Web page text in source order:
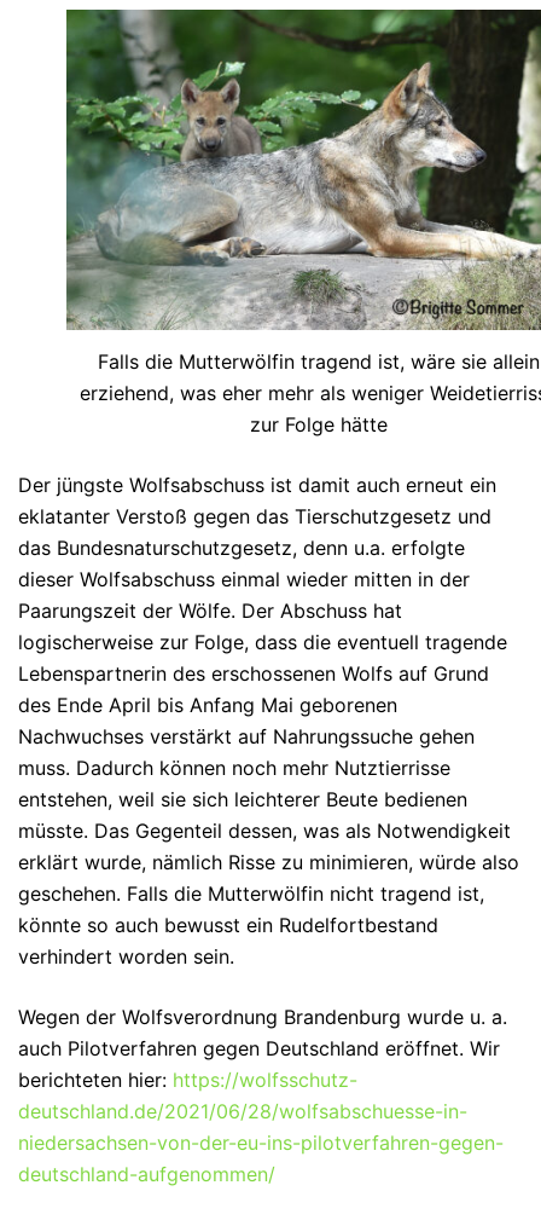
Falls die Mutterwölfin tragend ist, wäre sie allein
erziehend, was eher mehr als weniger
zur Folge hätte
Der jüngste Wolfsabschuss ist damit auch erneut ein
eklatanter Verstoß gegen das Tierschutzgesetz und
das Bundesnaturschutzgesetz, denn u.a. erfolgte
dieser Wolfsabschuss einmal wieder mitten in der
Paarungszeit der Wölfe. Der Abschuss hat
logischerweise zur Folge, dass die eventuell tragende
Lebenspartnerin des erschossenen Wolfs auf Grund
des Ende April bis Anfang Mai geborenen
Nachwuchses verstärkt auf Nahrungssuche gehen
muss. Dadurch können noch mehr Nutztierrisse
entstehen, weil sie sich leichterer Beute bedienen
müsste. Das Gegenteil dessen, was als Notwendigkeit
erklärt wurde, nämlich Risse zu minimieren, würde also
geschehen. Falls die Mutterwölfin nicht tragend ist,
könnte so auch bewusst ein Rudelfortbestand
verhindert worden sein.
Wegen der Wolfsverordnung Brandenburg wurde u. a.
auch Pilotverfahren gegen Deutschland eröffnet. Wir
berichteten hier: https://wolfsschutz-
deutschland.de/2021/06/28/wolfsabschuesse-in-
niedersachsen-von-der-eu-ins-pilotverfahren-gegen-
deutschland-aufgenommen/